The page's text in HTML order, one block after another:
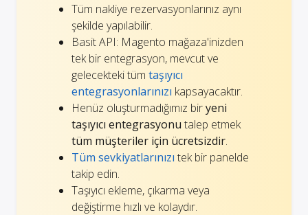
Tüm nakliye rezervasyonlarınız aynı
şekilde yapılabilir.
Basit API: Magento mağaza'inizden
tek bir entegrasyon, mevcut ve
gelecekteki tüm taşıyıcı
entegrasyonlarınızı kapsayacaktır.
Henüz oluşturmadığımız biryeni
taşıyıcı entegrasyonu talep etmek
tüm müşteriler için ücretsizdir.
Tüm sevkiyatlarınızı tek bir panelde
takip edin.
Taşıyıcı ekleme, çıkarma veya
değiştirme hızlı ve kolaydır.